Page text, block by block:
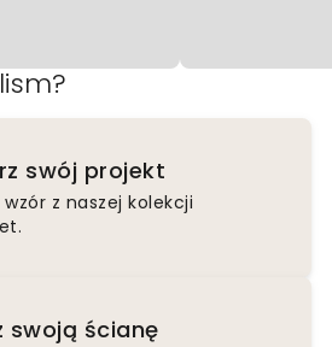
swój projekt
z naszej kolekcji
swoją ścianę